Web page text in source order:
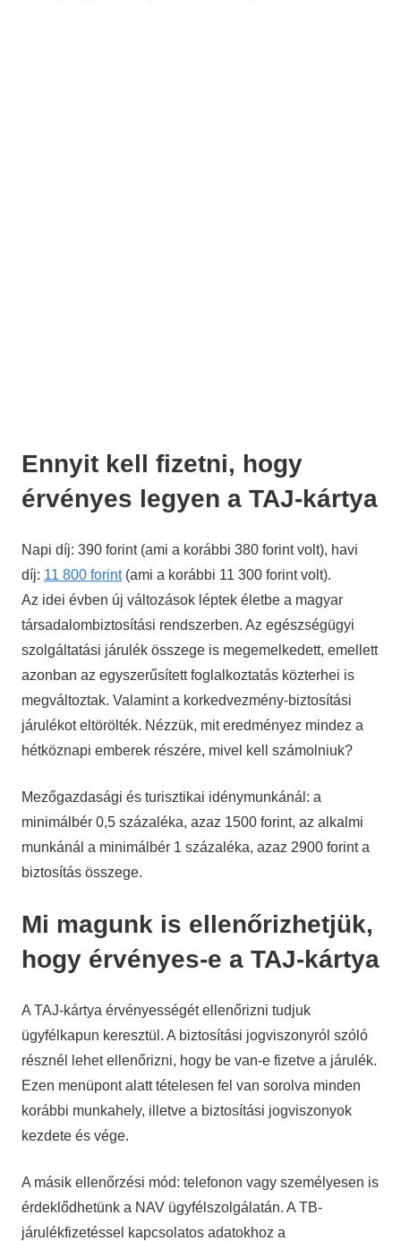
Ennyit kell fizetni, hogy
érvényes legyen a TAJ-kártya
Napi díj: 390 forint (ami a korábbi 380 forint volt), havi
díj: 11 800 forint(ami a korábbi 11 300 forint volt).
Az idei évben új változások léptek életbe a magyar
társadalombiztosítási rendszerben. Az egészségügyi
szolgáltatási járulék összege is megemelkedett, emellett
azonban az egyszerűsített foglalkoztatás közterhei is
megváltoztak. Valamint a korkedvezmény-biztosítási
járulékot eltörölték. Nézzük, mit eredményez mindez a
hétköznapi emberek részére, mivel kell számolniuk?
Mezőgazdasági és turisztikai idénymunkánál: a
minimálbér 0,5 százaléka, azaz 1500 forint, az alkalmi
munkánál a minimálbér 1 százaléka, azaz 2900 forint a
biztosítás összege.
Mi magunk is ellenőrizhetjük,
hogy érvényes-e a TAJ-kártya
A TAJ-kártya érvényességét ellenőrizni tudjuk
ügyfélkapun keresztül. A biztosítási jogviszonyról szóló
résznél lehet ellenőrizni, hogy be van-e fizetve a járulék.
Ezen menüpont alatt tételesen fel van sorolva minden
korábbi munkahely, illetve a biztosítási jogviszonyok
kezdete és vége.
A másik ellenőrzési mód: telefonon vagy személyesen is
érdeklődhetünk a NAV ügyfélszolgálatán. A TB-
járulékfizetéssel kapcsolatos adatokhoz a